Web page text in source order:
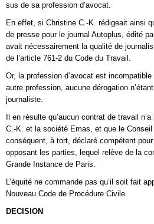
sus de sa profession d’avocat.
En effet, si Christine C.-K. rédigeait ainsi
de presse pour le journal Autoplus, édité
avait nécessairement la qualité de
de l’article 761-2 du Code du Travail.
Or, la profession d’avocat est
autre profession, aucune dérogation
journaliste.
Il en résulte qu’aucun contrat de travail
C.-K. et la société Emas, et que le Conseil
conséquent, à tort, déclaré compétent
opposant les parties, lequel relève de la
Grande Instance de Paris.
L’équité ne commande pas qu’il soit fait
Nouveau Code de Procédure Civile
DECISION